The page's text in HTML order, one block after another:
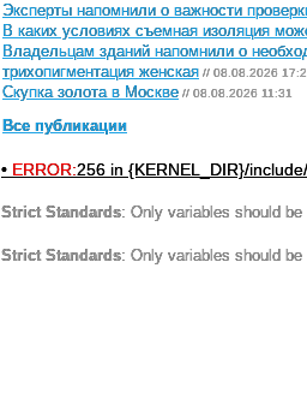
Эксперты напомнили о важности
В каких условиях съемная изоляция
Владельцам зданий напомнили о
трихопигментация женская // 08.08.2026
Скупка золота в Москве // 08.08.2026 11:31
Все публикации
• ERROR:256 in {KERNEL_DIR}/
Strict Standards: Only variables should
Strict Standards: Only variables should